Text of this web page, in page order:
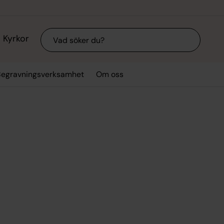
Kyrkor Sök
Om oss